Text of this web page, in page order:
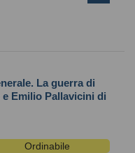
La guerra di
Emilio Pallavicini di
Ordinabile